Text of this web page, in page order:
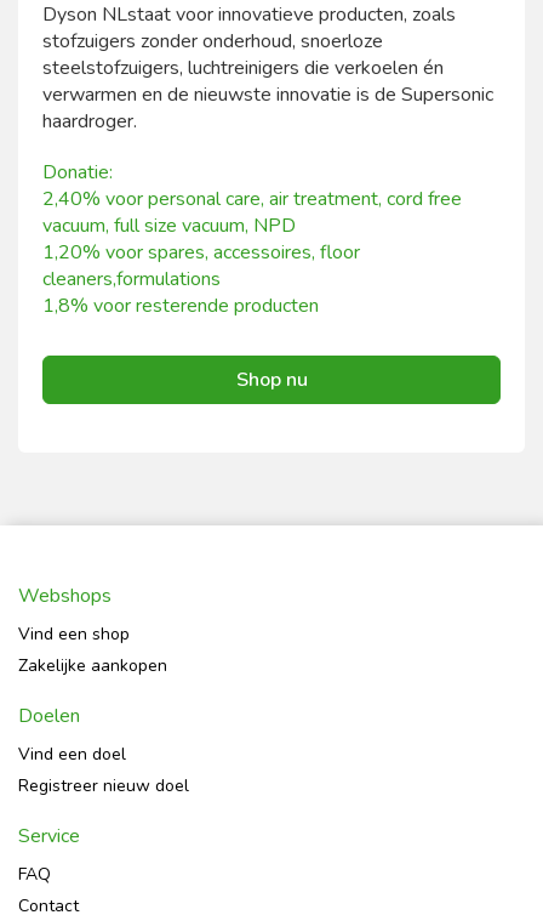
Dyson NLstaat voor innovatieve producten, zoals
stofzuigers zonder onderhoud, snoerloze
steelstofzuigers, luchtreinigers die verkoelen én
verwarmen en de nieuwste innovatie is de Supersonic
haardroger.
Donatie:
2,40% voor personal care, air treatment, cord free
vacuum, full size vacuum, NPD
1,20% voor spares, accessoires, floor
cleaners,formulations
1,8% voor resterende producten
Shop nu
Webshops
Vind een shop
Zakelijke aankopen
Doelen
Vind een doel
Registreer nieuw doel
Service
FAQ
Contact